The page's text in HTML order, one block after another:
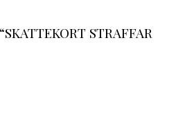
STRAFFAR